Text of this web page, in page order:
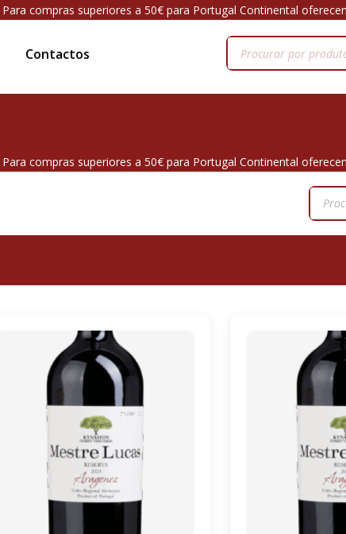
Para compras superiores a 50€ para Portugal Continental
Contactos
Para compras superiores a 50€ para Portugal Continental